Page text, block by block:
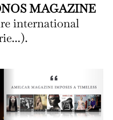
MAGAZINE
international